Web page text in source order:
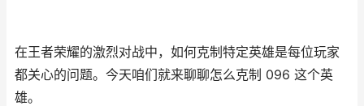
在王者荣耀的激烈对战中，如何克制特定英雄是每位玩家
都关心的问题。今天咱们就来聊聊怎么克制 096 这个英
雄。